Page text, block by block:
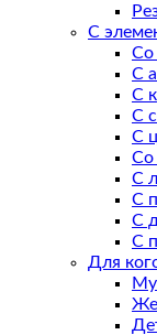
С
Со
С
С
С
С
Со
С
С
С
С
Для